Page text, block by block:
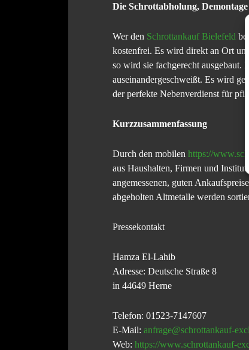
Die Schrottabholung,
Wer den Schrottankauf Bielefeld
kostenfrei. Es wird direkt an Ort
so wird sie fachgerecht ausgebaut.
auseinandergeschweißt. Es wird
der perfekte Nebenverdienst für
Kurzzusammenfassung
Durch den mobilen https://
aus Haushalten, Firmen und
angemessenen, guten
abgeholten Altmetalle werden
Pressekontakt
Hamza El-Lahib
Adresse: Deutsche Straße 8
in 44649 Herne
Telefon: 01523-7147607
E-Mail: anfrage@schrottankauf-
Web: https://www.schrottankauf-